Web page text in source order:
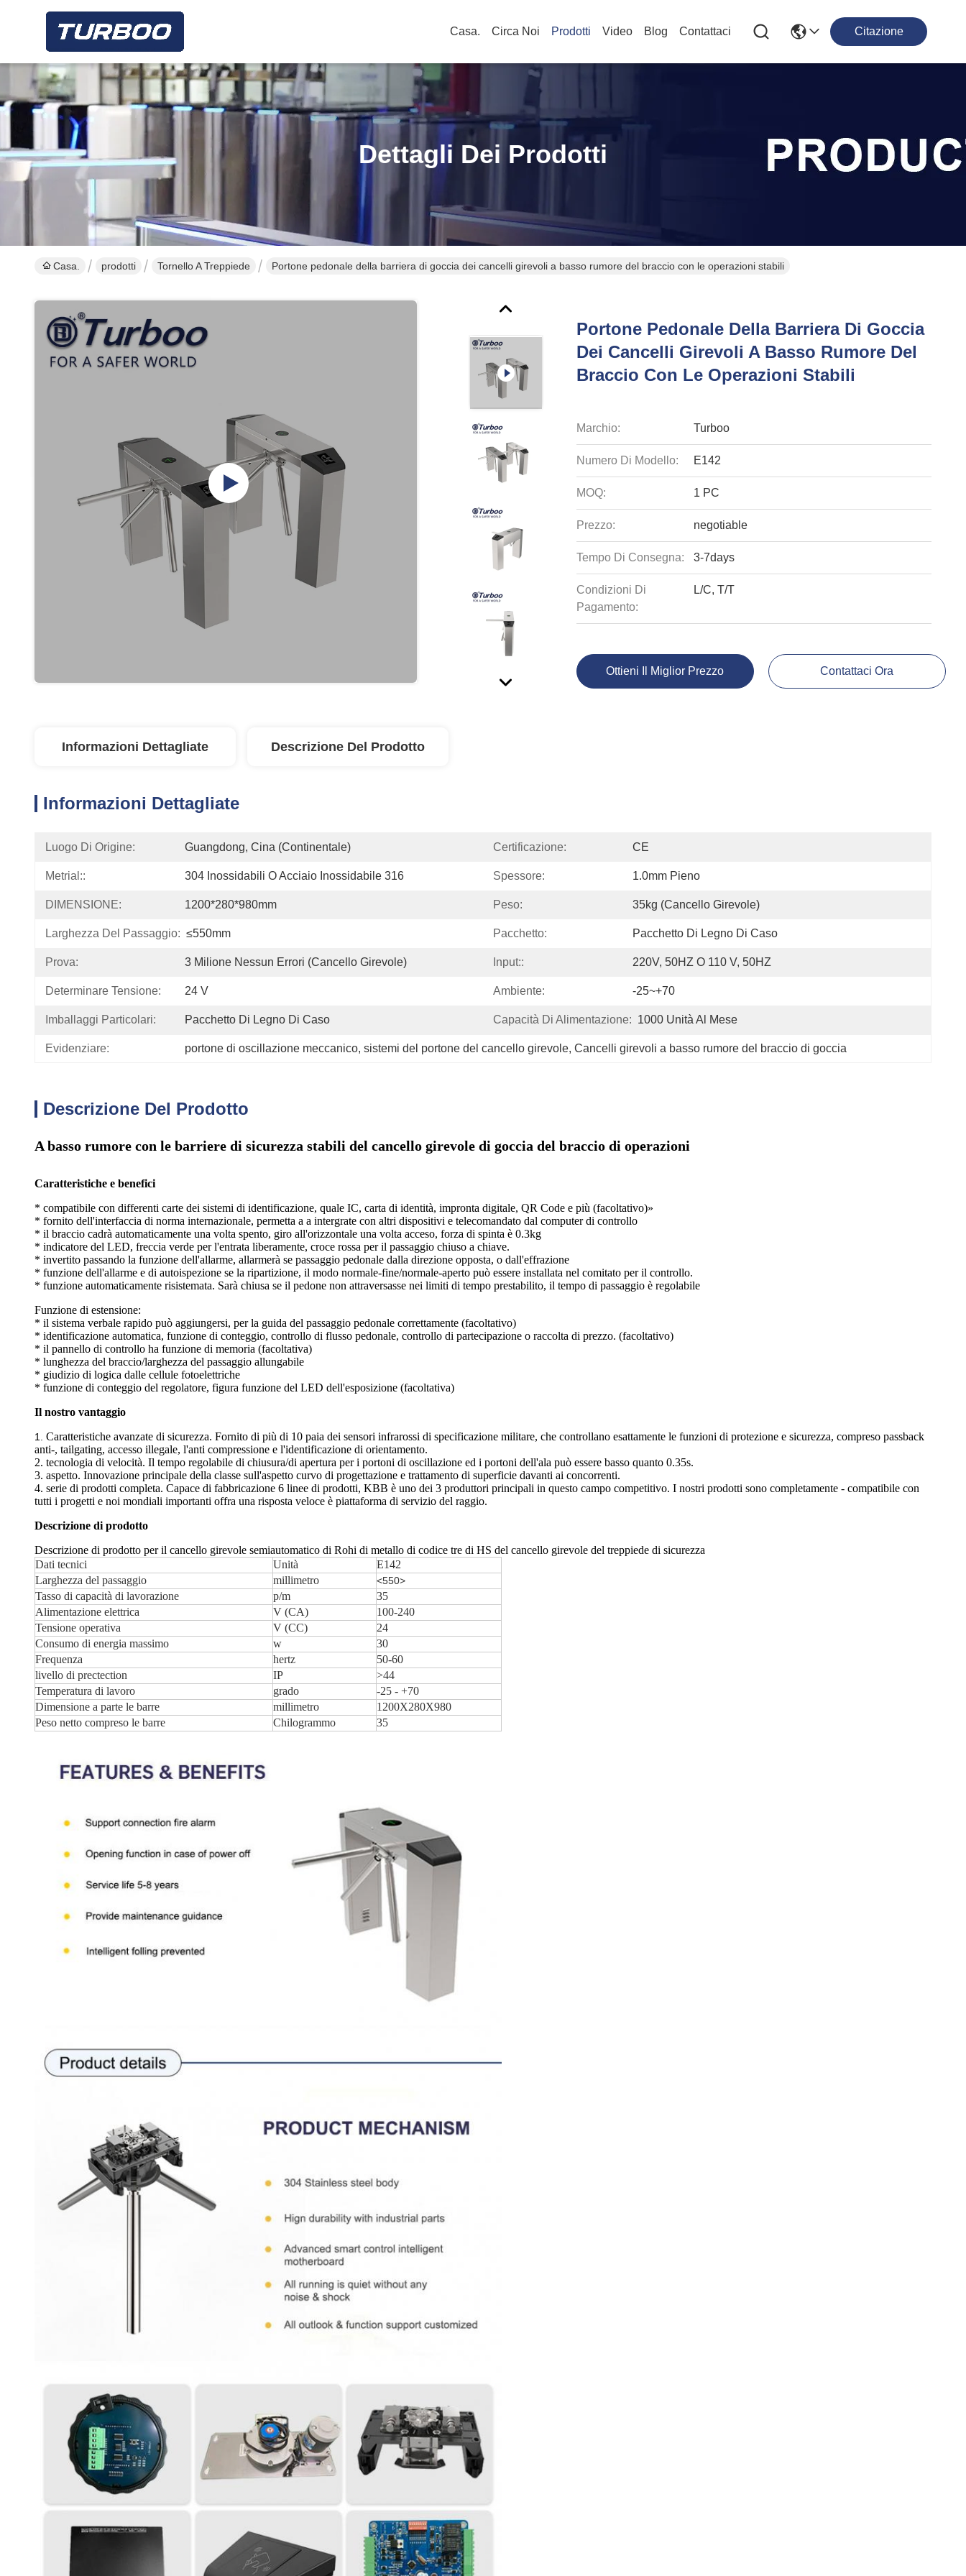
Casa. Circa Noi Prodotti Video Blog Contattaci Citazione
Dettagli Dei Prodotti
Casa. prodotti Tornello A Treppiede Portone pedonale della barriera di goccia dei cancelli girevoli a basso rumore del braccio con le operazioni stabili
Portone Pedonale Della Barriera Di Goccia
Dei Cancelli Girevoli A Basso Rumore Del
Braccio Con Le Operazioni Stabili
Marchio: Turboo
Numero Di Modello: E142
MOQ: 1 PC
Prezzo: negotiable
Tempo Di Consegna: 3-7days
Condizioni Di
Pagamento:
L/C, T/T
Ottieni Il Miglior Prezzo Contattaci Ora
Informazioni Dettagliate Descrizione Del Prodotto
Informazioni Dettagliate
Luogo Di Origine: Guangdong, Cina (continentale) Certificazione: CE
Metrial:: 304 Inossidabili O Acciaio Inossidabile 316 Spessore: 1.0mm Pieno
DIMENSIONE: 1200*280*980mm Peso: 35kg (cancello Girevole)
Larghezza Del Passaggio: ≤550mm Pacchetto: Pacchetto Di Legno Di Caso
Prova: 3 Milione Nessun Errori (cancello Girevole) Input:: 220V, 50HZ O 110 V, 50HZ
Determinare Tensione: 24 V Ambiente: -25~+70
Imballaggi Particolari: Pacchetto Di Legno Di Caso Capacità Di Alimentazione: 1000 Unità Al Mese
Evidenziare: portone di oscillazione meccanico, sistemi del portone del cancello girevole, Cancelli girevoli a basso rumore del braccio di goccia
Descrizione Del Prodotto
A basso rumore con le barriere di sicurezza stabili del cancello girevole di goccia del braccio di operazioni
Caratteristiche e benefici
* compatibile con differenti carte dei sistemi di identificazione, quale IC, carta di identità, impronta digitale, QR Code e più (facoltativo)»
* fornito dell'interfaccia di norma internazionale, permetta a a intergrate con altri dispositivi e telecomandato dal computer di controllo
* il braccio cadrà automaticamente una volta spento, giro all'orizzontale una volta acceso, forza di spinta è 0.3kg
* indicatore del LED, freccia verde per l'entrata liberamente, croce rossa per il passaggio chiuso a chiave.
* invertito passando la funzione dell'allarme, allarmerà se passaggio pedonale dalla direzione opposta, o dall'effrazione
* funzione dell'allarme e di autoispezione se la ripartizione, il modo normale-fine/normale-aperto può essere installata nel comitato per il controllo.
* funzione automaticamente risistemata. Sarà chiusa se il pedone non attraversasse nei limiti di tempo prestabilito, il tempo di passaggio è regolabile
Funzione di estensione:
* il sistema verbale rapido può aggiungersi, per la guida del passaggio pedonale correttamente (facoltativo)
* identificazione automatica, funzione di conteggio, controllo di flusso pedonale, controllo di partecipazione o raccolta di prezzo. (facoltativo)
* il pannello di controllo ha funzione di memoria (facoltativa)
* lunghezza del braccio/larghezza del passaggio allungabile
* giudizio di logica dalle cellule fotoelettriche
* funzione di conteggio del regolatore, figura funzione del LED dell'esposizione (facoltativa)
Il nostro vantaggio
1. Caratteristiche avanzate di sicurezza. Fornito di più di 10 paia dei sensori infrarossi di specificazione militare, che controllano esattamente le funzioni di protezione e sicurezza, compreso passback
anti-, tailgating, accesso illegale, l'anti compressione e l'identificazione di orientamento.
2. tecnologia di velocità. Il tempo regolabile di chiusura/di apertura per i portoni di oscillazione ed i portoni dell'ala può essere basso quanto 0.35s.
3. aspetto. Innovazione principale della classe sull'aspetto curvo di progettazione e trattamento di superficie davanti ai concorrenti.
4. serie di prodotti completa. Capace di fabbricazione 6 linee di prodotti, KBB è uno dei 3 produttori principali in questo campo competitivo. I nostri prodotti sono completamente - compatibile con
tutti i progetti e noi mondiali importanti offra una risposta veloce è piattaforma di servizio del raggio.
Descrizione di prodotto
Descrizione di prodotto per il cancello girevole semiautomatico di Rohi di metallo di codice tre di HS del cancello girevole del treppiede di sicurezza
Dati tecnici
Unità
E142
Larghezza del passaggio
millimetro <550>
Tasso di capacità di lavorazione p/m
35
Alimentazione elettrica
V (CA)
100-240
Tensione operativa
V (CC)
24
Consumo di energia massimo
w
30
Frequenza
hertz
50-60
livello di prectection
IP
>44
Temperatura di lavoro
grado
-25 - +70
Dimensione a parte le barre
millimetro
1200X280X980
Peso netto compreso le barre
Chilogrammo 35